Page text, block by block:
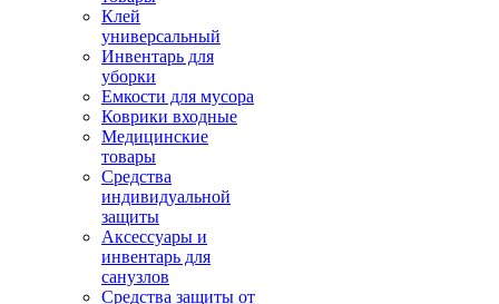
Клей
универсальный
Инвентарь для
уборки
Емкости для мусора
Коврики входные
Медицинские
товары
Средства
индивидуальной
защиты
Аксессуары и
инвентарь для
санузлов
Средства защиты от